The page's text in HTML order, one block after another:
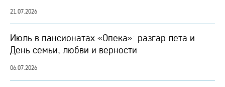
21.07.2026
Июль в пансионатах «Опека»: разгар лета и
День семьи, любви и верности
06.07.2026